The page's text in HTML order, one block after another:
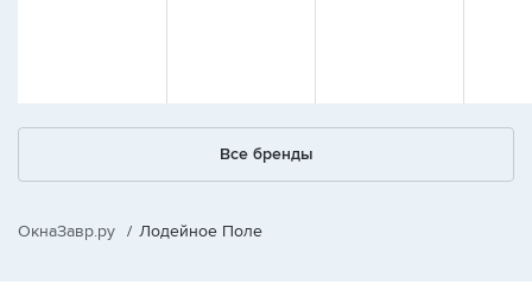
Все бренды
ОкнаЗавр.ру / Лодейное Поле